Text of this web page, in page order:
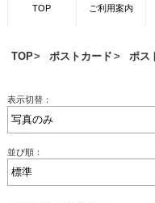
TOP ご利用案内
TOP ポストカード ポス
表示切替：
並び順：